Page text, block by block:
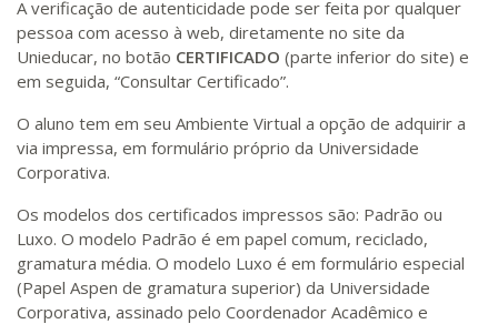
A verificação de autenticidade pode ser feita por qualquer
pessoa com acesso à web, diretamente no site da
Unieducar, no botão CERTIFICADO (parte inferior do site) e
em seguida, “Consultar Certificado”.
O aluno tem em seu Ambiente Virtual a opção de adquirir a
via impressa, em formulário próprio da Universidade
Corporativa.
Os modelos dos certificados impressos são: Padrão ou
Luxo. O modelo Padrão é em papel comum, reciclado,
gramatura média. O modelo Luxo é em formulário especial
(Papel Aspen de gramatura superior) da Universidade
Corporativa, assinado pelo Coordenador Acadêmico e